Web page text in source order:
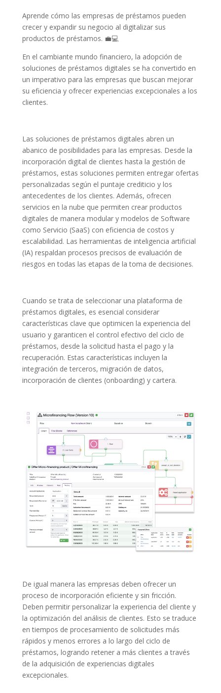
Aprende cómo las empresas de préstamos pueden
crecer y expandir su negocio al digitalizar sus
productos de préstamos. 💼💻
En el cambiante mundo financiero, la adopción de
soluciones de préstamos digitales se ha convertido en
un imperativo para las empresas que buscan mejorar
su eficiencia y ofrecer experiencias excepcionales a los
clientes.
Las soluciones de préstamos digitales abren un
abanico de posibilidades para las empresas. Desde la
incorporación digital de clientes hasta la gestión de
préstamos, estas soluciones permiten entregar ofertas
personalizadas según el puntaje crediticio y los
antecedentes de los clientes. Además, ofrecen
servicios en la nube que permiten crear productos
digitales de manera modular y modelos de Software
como Servicio (SaaS) con eficiencia de costos y
escalabilidad. Las herramientas de inteligencia artificial
(IA) respaldan procesos precisos de evaluación de
riesgos en todas las etapas de la toma de decisiones.
Cuando se trata de seleccionar una plataforma de
préstamos digitales, es esencial considerar
características clave que optimicen la experiencia del
usuario y garanticen el control efectivo del ciclo de
préstamos, desde la solicitud hasta el pago y la
recuperación. Estas características incluyen la
integración de terceros, migración de datos,
incorporación de clientes (onboarding) y cartera.
De igual manera las empresas deben ofrecer un
proceso de incorporación eficiente y sin fricción.
Deben permitir personalizar la experiencia del cliente y
la optimización del análisis de clientes. Esto se traduce
en tiempos de procesamiento de solicitudes más
rápidos y menos errores a lo largo del ciclo de
préstamos, logrando retener a más clientes a través
de la adquisición de experiencias digitales
excepcionales.